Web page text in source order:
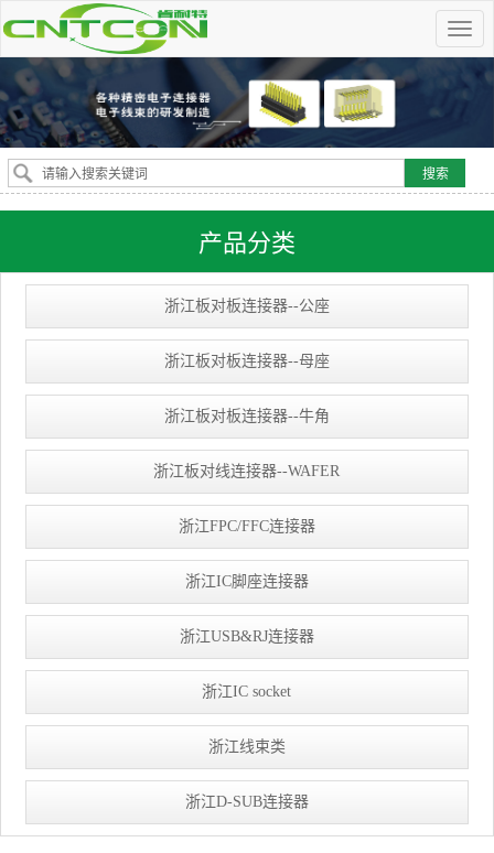
产品分类
浙江板对板连接器--公座
浙江板对板连接器--母座
浙江板对板连接器--牛角
浙江板对线连接器--WAFER
浙江FPC/FFC连接器
浙江IC脚座连接器
浙江USB&RJ连接器
浙江IC socket
浙江线束类
浙江D-SUB连接器